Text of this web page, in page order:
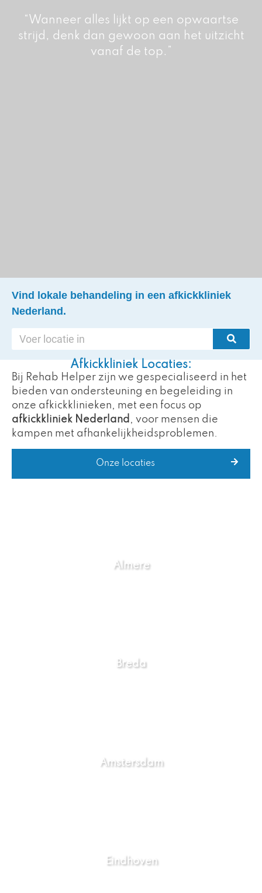
“Wanneer alles lijkt op een opwaartse
strijd, denk dan gewoon aan het uitzicht
vanaf de top.”
Vind lokale behandeling in een afkickkliniek
Nederland.
Afkickkliniek Locaties:
Bij Rehab Helper zijn we gespecialiseerd in het
bieden van ondersteuning en begeleiding in
onze afkickklinieken, met een focus op
afkickkliniek Nederland , voor mensen die
kampen met afhankelijkheidsproblemen.
Onze locaties
Almere
Breda
Amstersdam
Eindhoven